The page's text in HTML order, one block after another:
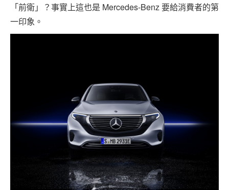
「前衛」？事實上這也是 Mercedes-Benz 要給消費者的第
一印象。